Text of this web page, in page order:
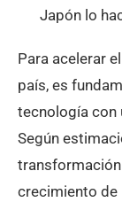
Japón lo
Para acelerar
país, es
tecnología con
Según
crecimiento de